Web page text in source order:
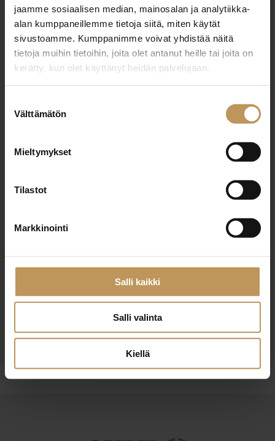
jaamme sosiaalisen median, mainosalan ja analytiikka-
alan kumppaneillemme tietoja siitä, miten käytät
sivustoamme. Kumppanimme voivat yhdistää näitä
tietoja muihin tietoihin, joita olet antanut heille tai joita on
kerätty, kun olet käyttänyt heidän palvelujaan.
valinta
Välttämätön
Mieltymykset
Tilastot
Markkinointi
Salli kaikki
Salli valinta
Kiellä
Nimi *
Viesti